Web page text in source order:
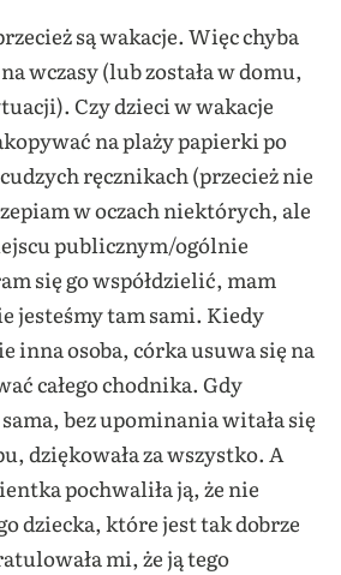
są wakacje. Więc chyba
wczasy (lub została w domu,
Czy dzieci w wakacje
na plaży papierki po
ręcznikach (przecież nie
w oczach niektórych, ale
publicznym/ogólnie
się go współdzielić, mam
jesteśmy tam sami. Kiedy
inna osoba, córka usuwa się na
całego chodnika. Gdy
bez upominania witała się
dziękowała za wszystko. A
pochwaliła ją, że nie
dziecka, które jest tak dobrze
mi, że ją tego